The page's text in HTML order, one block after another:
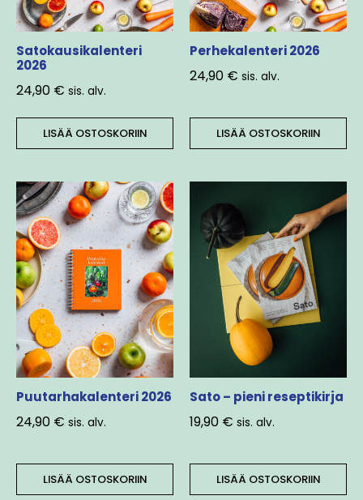
Satokausikalenteri
2026
24,90 € sis. alv.
LISÄÄ OSTOSKORIIN
Perhekalenteri 2026
24,90 € sis. alv.
LISÄÄ OSTOSKORIIN
Puutarhakalenteri 2026
24,90 € sis. alv.
LISÄÄ OSTOSKORIIN
Sato – pieni reseptikirja
19,90 € sis. alv.
LISÄÄ OSTOSKORIIN